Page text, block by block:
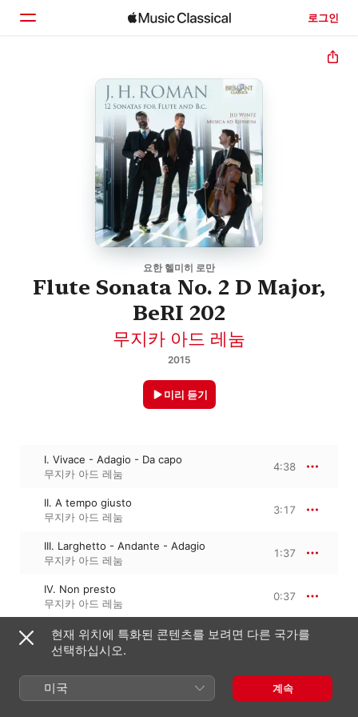
로그인
요한 헬미히 로만
Flute Sonata No. 2 D Major,
BeRI 202
무지카 아드 레눔
2015
미리 듣기
I. Vivace - Adagio - Da capo
무지카 아드 레눔
4:38
II. A tempo giusto
무지카 아드 레눔
3:17
III. Larghetto - Andante - Adagio
무지카 아드 레눔
1:37
IV. Non presto
무지카 아드 레눔
0:37
2015년 12월 4일
4개 트랙 · 10분
℗ 2015 Brilliant Classics
현재 위치에 특화된 콘텐츠를 보려면 다른 국가를
선택하십시오.
미국 계속